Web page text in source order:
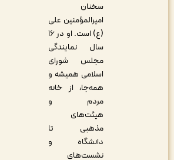
امیرالمؤمنین علی
(ع) است. او در ۱۶
سال نمایندگی
مجلس شورای
اسلامی همیشه و
همه‌جا، از خانه
مردم و
هیئت‌های
مذهبی تا
دانشگاه و
نشست‌های